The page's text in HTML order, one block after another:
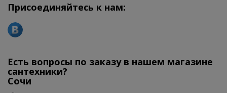
Присоединяйтесь к нам:
Есть вопросы по заказу в нашем магазине
сантехники?
Сочи